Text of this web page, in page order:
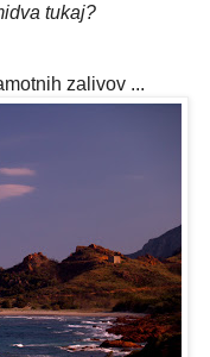
tukaj?
zalivov ...